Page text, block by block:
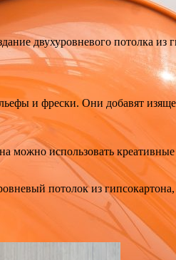
двухуровневого потолка
и фрески. Они добавят
можно использовать
потолок из